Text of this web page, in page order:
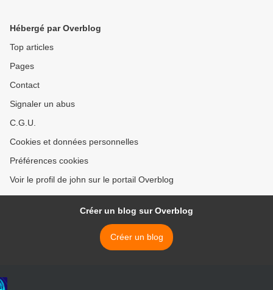
Hébergé par Overblog
Top articles
Pages
Contact
Signaler un abus
C.G.U.
Cookies et données personnelles
Préférences cookies
Voir le profil de john sur le portail Overblog
Créer un blog sur Overblog
Créer un blog